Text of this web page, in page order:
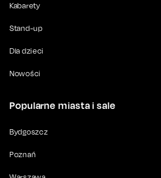
Kabarety
Stand-up
Dla dzieci
Nowości
Popularne miasta i sale
Bydgoszcz
Poznań